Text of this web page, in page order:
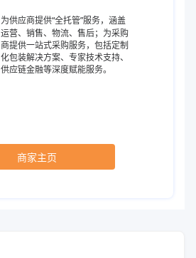
为供应商提供“全托管”服务，涵盖
运营、销售、物流、售后；为采购
商提供一站式采购服务，包括定制
化包装解决方案、专家技术支持、
供应链金融等深度赋能服务。
商家主页